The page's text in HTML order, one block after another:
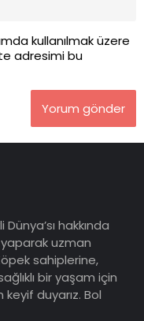
kullanılmak üzere
adresimi bu
Yorum gönder
hakkında
uzman
sahiplerine,
bir yaşam için
duyarız. Bol